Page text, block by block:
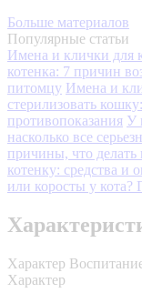
Больше материалов
Популярные статьи
Имена и клички для
котенка: 7 причин
питомцу Имена и
стерилизовать
противопоказания У
насколько все
причины, что делать
котенку: средства и
или коросты у
Характер
Характер